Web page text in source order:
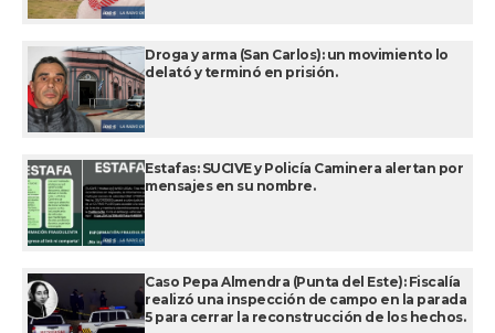
Droga y arma (San Carlos): un movimiento lo
delató y terminó en prisión.
Estafas: SUCIVE y Policía Caminera alertan por
mensajes en su nombre.
Caso Pepa Almendra (Punta del Este): Fiscalía
realizó una inspección de campo en la parada
5 para cerrar la reconstrucción de los hechos.